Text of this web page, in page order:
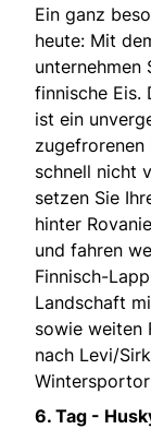
Ein ganz
heute: Mit
unternehmen
finnische Eis.
ist ein
zugefrorenen
schnell nicht
setzen Sie
hinter
und fahren
Finnisch-
Landschaft
sowie weiten
nach Levi/
6. Tag -